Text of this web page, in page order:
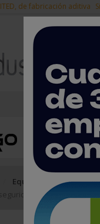
de fabricación aditiva
Equipos, máquinas y
“SaCon” de